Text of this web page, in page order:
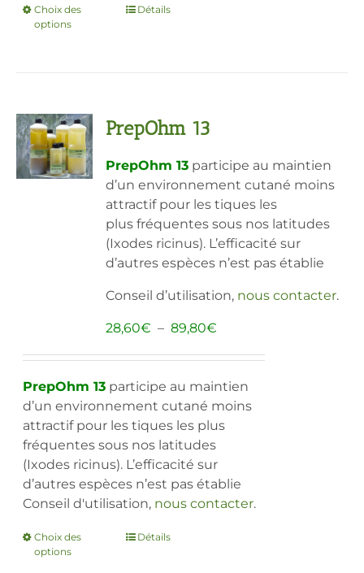
Choix des
options
Ce
options
être
choisies
sur
la
page
du
Détails
PrepOhm 13
PrepOhm 13 participe au maintien
d’un environnement cutané moins
attractif pour les tiques les
plus fréquentes sous nos latitudes
(Ixodes ricinus). L’efficacité sur
d’autres espèces n’est pas établie
Conseil d’utilisation, nous contacter.
28,60€ – 89,80€
prix :
28,60€
à
89,80€
PrepOhm 13 participe au maintien
d’un environnement cutané moins
attractif pour les tiques les plus
fréquentes sous nos latitudes
(Ixodes ricinus). L’efficacité sur
d’autres espèces n’est pas établie
Conseil d'utilisation, nous contacter.
Choix des
options
CeDétails